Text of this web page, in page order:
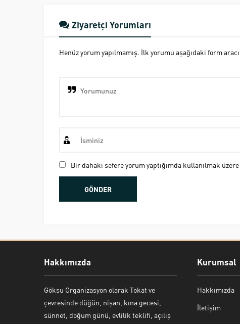
Ziyaretçi Yorumları
Henüz yorum yapılmamış. İlk yorumu aşağıdaki form
Bir dahaki sefere yorum yaptığımda kullanılmak
Hakkımızda
Göksu Organizasyon olarak Tokat ve
çevresinde düğün, nişan, kına gecesi,
sünnet, doğum günü, evlilik teklifi, açılış
Kurumsal
Hakkımızda
İletişim
Bekir Kiper